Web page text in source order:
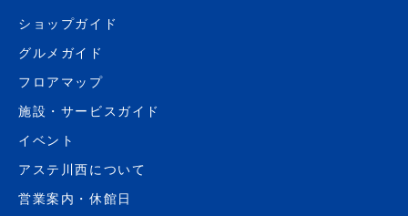
ショップガイド
グルメガイド
フロアマップ
施設・サービスガイド
イベント
アステ川西について
営業案内・休館日